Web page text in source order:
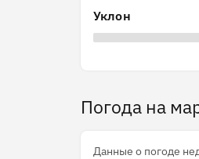
Уклон
Погода на
Данные о погоде